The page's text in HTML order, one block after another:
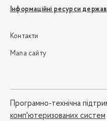
Інформаційні ресурси
Контакти
Мапа сайту
Програмно-технічна
комп'ютеризованих систем